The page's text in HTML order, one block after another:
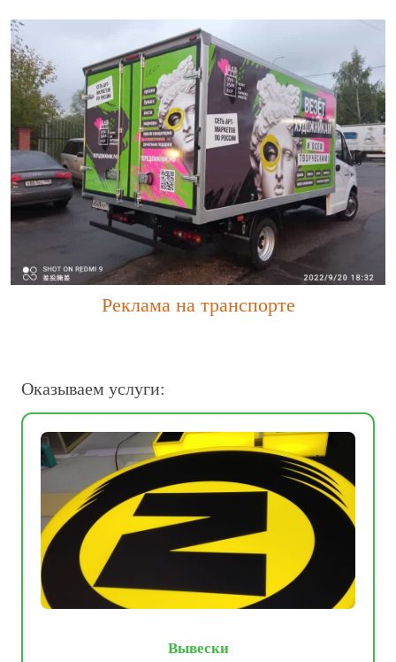
Реклама на транспорте
Оказываем услуги:
Вывески